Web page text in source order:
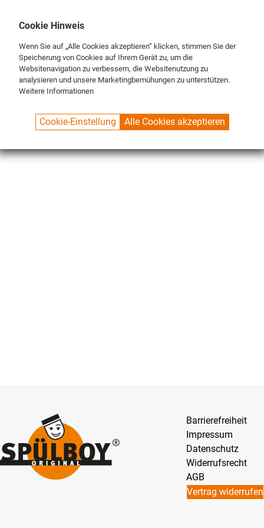
SPUELBOY.DE SHOP NU® LINE BÜRSTEN ANTIMIKROBIELL
Barrierefreiheit
Impressum
Datenschutz
Widerrufsrecht
AGB
Vertrag widerrufen
Cookie Hinweis
Wenn Sie auf „Alle Cookies akzeptieren“ klicken, stimmen Sie der
Speicherung von Cookies auf Ihrem Gerät zu, um die
Websitenavigation zu verbessern, die Websitenutzung zu
analysieren und unsere Marketingbemühungen zu unterstützen.
Weitere Informationen
Cookie-Einstellung Alle Cookies akzeptieren